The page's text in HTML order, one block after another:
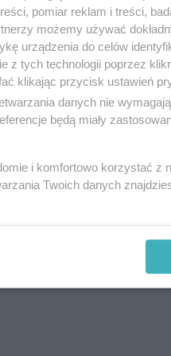
turnieju 4:1, co
. „Czerwone Diabły”
wykorzystywane
gospodarzom
ostatecznie grzebiąc
przez Roberto Martineza
Romelu Lukaku.
Diabły” zagrają z
bramce Mikela
pomiar reklam i treści,
możemy używać
urządzenia do celów
tych technologii poprzez
klikając przycisk ustawień
danych nie
będą miały
i komfortowo korzystać z
Twoich danych